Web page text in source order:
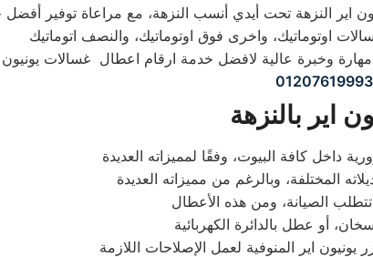
01207619993
اير بالنزهة